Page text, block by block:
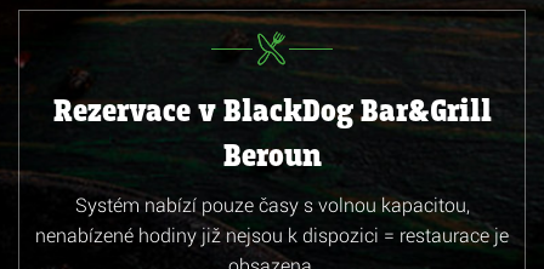
Rezervace v BlackDog Bar&Grill
Beroun
Systém nabízí pouze časy s volnou kapacitou,
nenabízené hodiny již nejsou k dispozici = restaurace je